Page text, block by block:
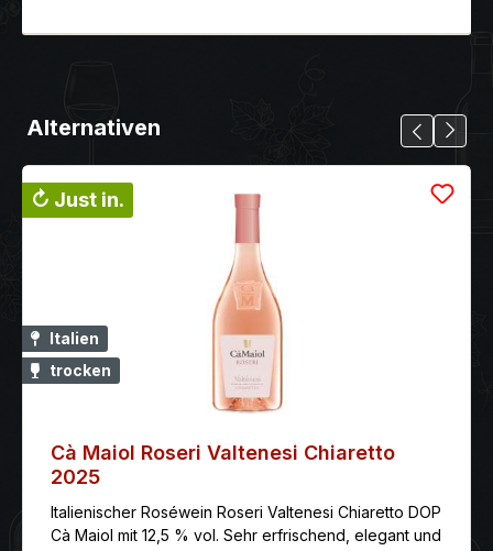
Alternativen
↻ Just in.
Italien
trocken
Cà Maiol Roseri Valtenesi Chiaretto
2025
Italienischer Roséwein Roseri Valtenesi Chiaretto DOP
Cà Maiol mit 12,5 % vol. Sehr erfrischend, elegant und